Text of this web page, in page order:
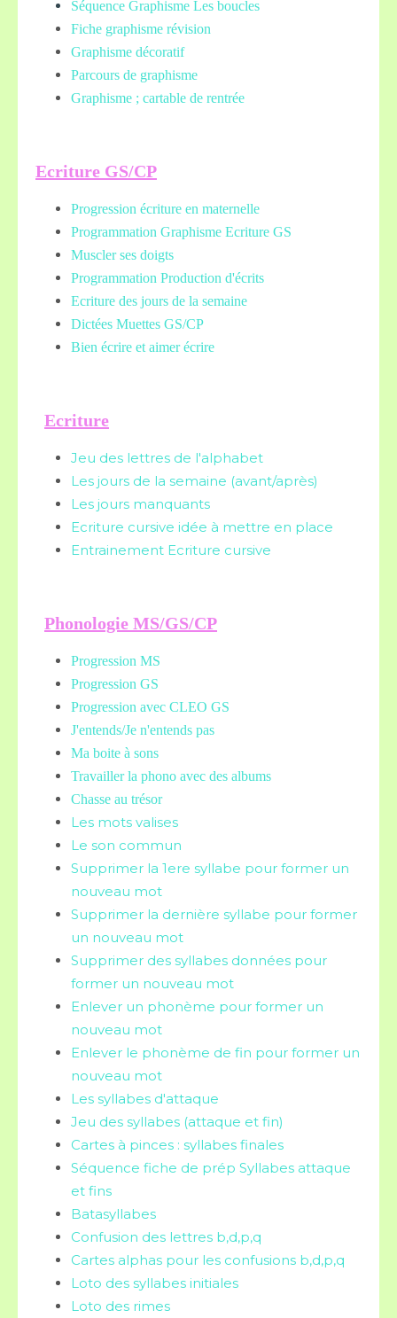
Séquence Graphisme Les boucles
Fiche graphisme révision
Graphisme décoratif
Parcours de graphisme
Graphisme ; cartable de rentrée
Ecriture GS/CP
Progression écriture en maternelle
Programmation Graphisme Ecriture GS
Muscler ses doigts
Programmation Production d'écrits
Ecriture des jours de la semaine
Dictées Muettes GS/CP
Bien écrire et aimer écrire
Ecriture
Jeu des lettres de l'alphabet
Les jours de la semaine (avant/après)
Les jours manquants
Ecriture cursive idée à mettre en place
Entrainement Ecriture cursive
Phonologie MS/GS/CP
Progression MS
Progression GS
Progression avec CLEO GS
J'entends/Je n'entends pas
Ma boite à sons
Travailler la phono avec des albums
Chasse au trésor
Les mots valises
Le son commun
Supprimer la 1ere syllabe pour former un
nouveau mot
Supprimer la dernière syllabe pour former
un nouveau mot
Supprimer des syllabes données pour
former un nouveau mot
Enlever un phonème pour former un
nouveau mot
Enlever le phonème de fin pour former un
nouveau mot
Les syllabes d'attaque
Jeu des syllabes (attaque et fin)
Cartes à pinces : syllabes finales
Séquence fiche de prép Syllabes attaque
et fins
Batasyllabes
Confusion des lettres b,d,p,q
Cartes alphas pour les confusions b,d,p,q
Loto des syllabes initiales
Loto des rimes